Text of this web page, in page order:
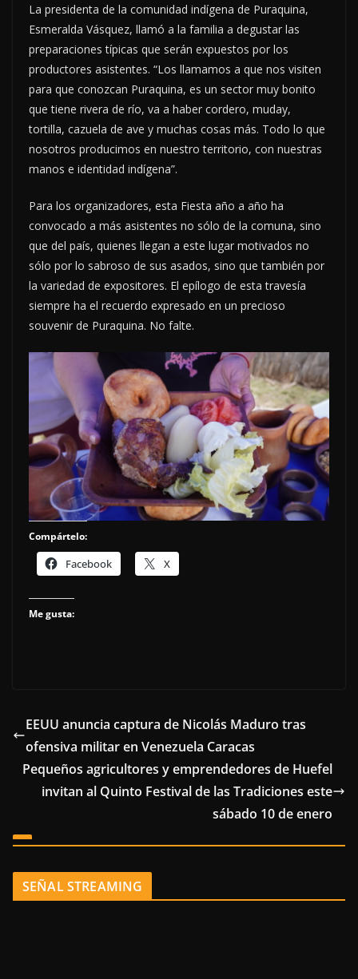
La presidenta de la comunidad indígena de Puraquina,
Esmeralda Vásquez, llamó a la familia a degustar las
preparaciones típicas que serán expuestos por los
productores asistentes. “Los llamamos a que nos visiten
para que conozcan Puraquina, es un sector muy bonito
que tiene rivera de río, va a haber cordero, muday,
tortilla, cazuela de ave y muchas cosas más. Todo lo que
nosotros producimos en nuestro territorio, con nuestras
manos e identidad indígena”.
Para los organizadores, esta Fiesta año a año ha
convocado a más asistentes no sólo de la comuna, sino
que del país, quienes llegan a este lugar motivados no
sólo por lo sabroso de sus asados, sino que también por
la variedad de expositores. El epílogo de esta travesía
siempre ha el recuerdo expresado en un precioso
souvenir de Puraquina. No falte.
Compártelo:
Facebook X
Me gusta:
EEUU anuncia captura de Nicolás Maduro tras
ofensiva militar en Venezuela Caracas
Pequeños agricultores y emprendedores de Huefel
invitan al Quinto Festival de las Tradiciones este
sábado 10 de enero
SEÑAL STREAMING